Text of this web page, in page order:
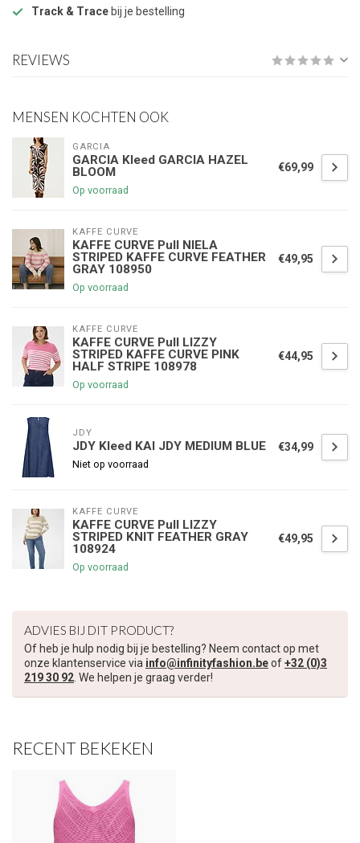
Track & Trace bij je bestelling
REVIEWS
MENSEN KOCHTEN OOK
GARCIA
GARCIA Kleed GARCIA HAZEL
BLOOM
Op voorraad
€69,99
KAFFE CURVE
KAFFE CURVE Pull NIELA
STRIPED KAFFE CURVE FEATHER
GRAY 108950
Op voorraad
€49,95
KAFFE CURVE
KAFFE CURVE Pull LIZZY
STRIPED KAFFE CURVE PINK
HALF STRIPE 108978
Op voorraad
€44,95
JDY
JDY Kleed KAI JDY MEDIUM BLUE
Niet op voorraad
€34,99
KAFFE CURVE
KAFFE CURVE Pull LIZZY
STRIPED KNIT FEATHER GRAY
108924
Op voorraad
€49,95
ADVIES BIJ DIT PRODUCT?
Of heb je hulp nodig bij je bestelling? Neem contact op met
onze klantenservice via info@infinityfashion.beof+32 (0)3
219 30 92. We helpen je graag verder!
RECENT BEKEKEN